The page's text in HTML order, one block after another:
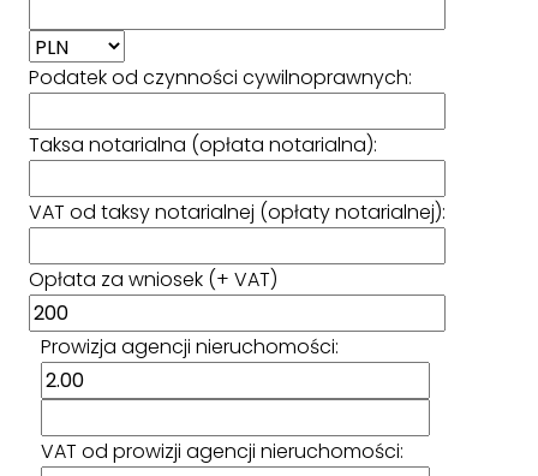
Podatek od czynności cywilnoprawnych:
Taksa notarialna (opłata notarialna):
VAT od taksy notarialnej (opłaty notarialnej):
Opłata za wniosek (+ VAT)
Prowizja agencji nieruchomości:
VAT od prowizji agencji nieruchomości: